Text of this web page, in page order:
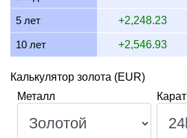
9 июля 2026 2,113.49
5 лет +2,248.23
10 лет +2,546.93
Калькулятор золота (EUR)
Металл
Карат